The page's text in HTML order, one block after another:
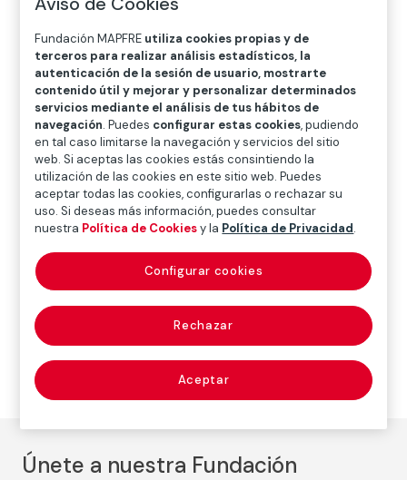
H
J K
O
P Q R S T
U
V
W X Y Z
Diccionario de seguridad vial infantil
Reglamento 167/ECE
Reglamento que establece normas de seguridad
específicas para los sistemas de retención infantil (SRI)
en autobuses y autocares.
Únete a nuestra Fundación
Fundación MAPFRE utiliza cookies propias y de
terceros para realizar análisis estadísticos, la
autenticación de la sesión de usuario, mostrarte
contenido útil y mejorar y personalizar determinados
servicios mediante el análisis de tus hábitos de
navegación. Puedes configurar estas cookies, pudiendo
en tal caso limitarse la navegación y servicios del sitio
web. Si aceptas las cookies estás consintiendo la
utilización de las cookies en este sitio web. Puedes
aceptar todas las cookies, configurarlas o rechazar su
uso. Si deseas más información, puedes consultar
nuestra Política de Cookiesy la Política de Privacidad.
Rechazar
Aceptar
Configurar cookies